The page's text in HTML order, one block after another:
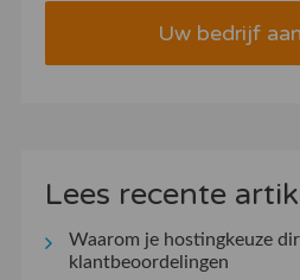
Uw bedrijf
Lees recente
Waarom je hostingkeuze
klantbeoordelingen